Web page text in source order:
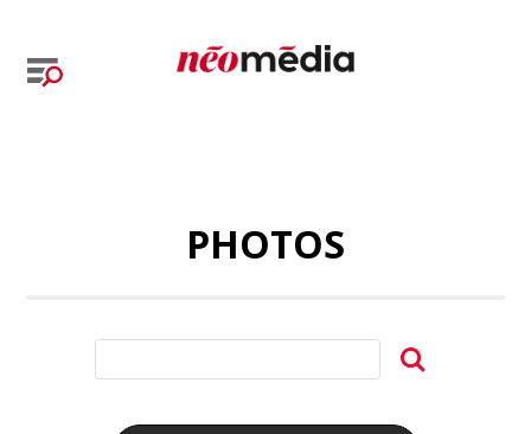
PHOTOS